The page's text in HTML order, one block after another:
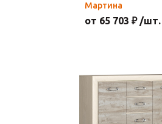
Мартина
от 65 703 ₽ /шт.